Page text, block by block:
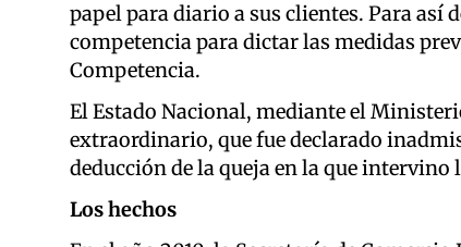
papel para diario a sus clientes. Para así
competencia para dictar las medidas
Competencia.
El Estado Nacional, mediante el
extraordinario, que fue declarado
deducción de la queja en la que intervino
Los hechos